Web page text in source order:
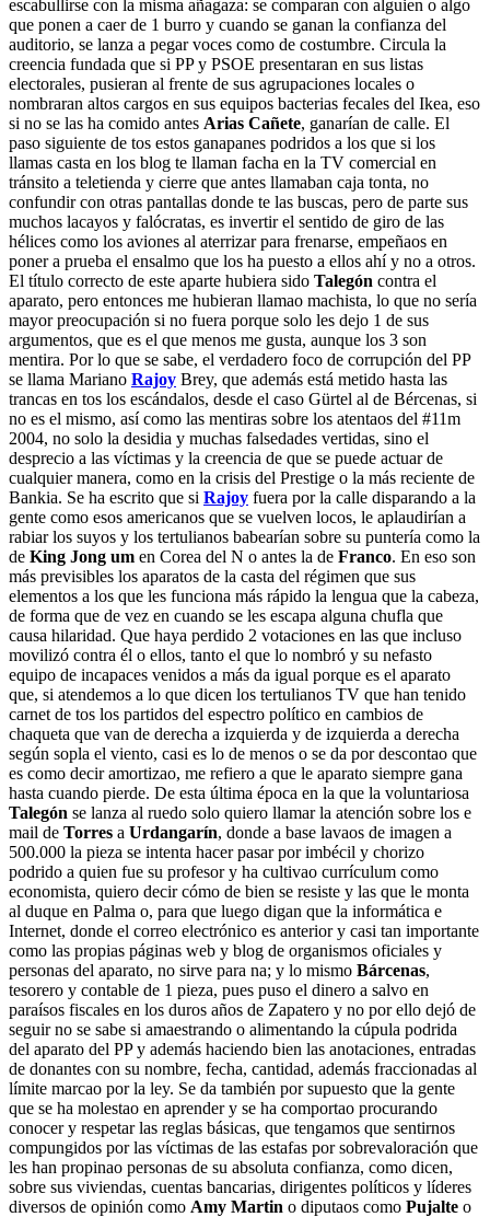
escabullirse con la misma añagaza: se comparan con alguien o algo
que ponen a caer de 1 burro y cuando se ganan la confianza del
auditorio, se lanza a pegar voces como de costumbre. Circula la
creencia fundada que si PP y PSOE presentaran en sus listas
electorales, pusieran al frente de sus agrupaciones locales o
nombraran altos cargos en sus equipos bacterias fecales del Ikea, eso
si no se las ha comido antes Arias Cañete, ganarían de calle. El
paso siguiente de tos estos ganapanes podridos a los que si los
llamas casta en los blog te llaman facha en la TV comercial en
tránsito a teletienda y cierre que antes llamaban caja tonta, no
confundir con otras pantallas donde te las buscas, pero de parte sus
muchos lacayos y falócratas, es invertir el sentido de giro de las
hélices como los aviones al aterrizar para frenarse, empeñaos en
poner a prueba el ensalmo que los ha puesto a ellos ahí y no a otros.
El título correcto de este aparte hubiera sido Talegón contra el
aparato, pero entonces me hubieran llamao machista, lo que no sería
mayor preocupación si no fuera porque solo les dejo 1 de sus
argumentos, que es el que menos me gusta, aunque los 3 son
mentira. Por lo que se sabe, el verdadero foco de corrupción del PP
se llama Mariano Rajoy Brey, que además está metido hasta las
trancas en tos los escándalos, desde el caso Gürtel al de Bércenas, si
no es el mismo, así como las mentiras sobre los atentaos del #11m
2004, no solo la desidia y muchas falsedades vertidas, sino el
desprecio a las víctimas y la creencia de que se puede actuar de
cualquier manera, como en la crisis del Prestige o la más reciente de
Bankia. Se ha escrito que si Rajoy fuera por la calle disparando a la
gente como esos americanos que se vuelven locos, le aplaudirían a
rabiar los suyos y los tertulianos babearían sobre su puntería como la
de King Jong um en Corea del N o antes la de Franco. En eso son
más previsibles los aparatos de la casta del régimen que sus
elementos a los que les funciona más rápido la lengua que la cabeza,
de forma que de vez en cuando se les escapa alguna chufla que
causa hilaridad. Que haya perdido 2 votaciones en las que incluso
movilizó contra él o ellos, tanto el que lo nombró y su nefasto
equipo de incapaces venidos a más da igual porque es el aparato
que, si atendemos a lo que dicen los tertulianos TV que han tenido
carnet de tos los partidos del espectro político en cambios de
chaqueta que van de derecha a izquierda y de izquierda a derecha
según sopla el viento, casi es lo de menos o se da por descontao que
es como decir amortizao, me refiero a que le aparato siempre gana
hasta cuando pierde. De esta última época en la que la voluntariosa
Talegón se lanza al ruedo solo quiero llamar la atención sobre los e
mail de Torres a Urdangarín, donde a base lavaos de imagen a
500.000 la pieza se intenta hacer pasar por imbécil y chorizo
podrido a quien fue su profesor y ha cultivao currículum como
economista, quiero decir cómo de bien se resiste y las que le monta
al duque en Palma o, para que luego digan que la informática e
Internet, donde el correo electrónico es anterior y casi tan importante
como las propias páginas web y blog de organismos oficiales y
personas del aparato, no sirve para na; y lo mismo Bárcenas,
tesorero y contable de 1 pieza, pues puso el dinero a salvo en
paraísos fiscales en los duros años de Zapatero y no por ello dejó de
seguir no se sabe si amaestrando o alimentando la cúpula podrida
del aparato del PP y además haciendo bien las anotaciones, entradas
de donantes con su nombre, fecha, cantidad, además fraccionadas al
límite marcao por la ley. Se da también por supuesto que la gente
que se ha molestao en aprender y se ha comportao procurando
conocer y respetar las reglas básicas, que tengamos que sentirnos
compungidos por las víctimas de las estafas por sobrevaloración que
les han propinao personas de su absoluta confianza, como dicen,
sobre sus viviendas, cuentas bancarias, dirigentes políticos y líderes
diversos de opinión como Amy Martin o diputaos como Pujalte o